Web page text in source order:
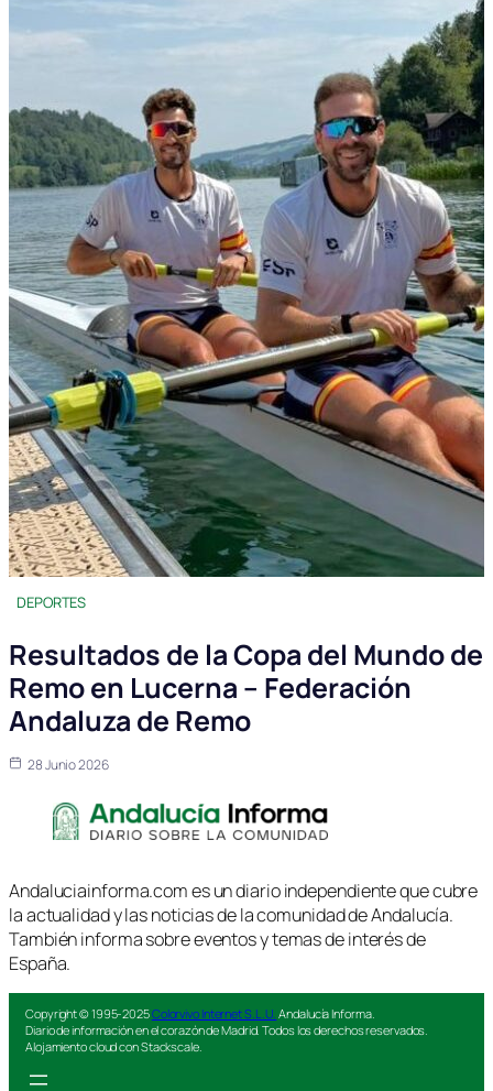
DEPORTES
Resultados de la Copa del Mundo de
Remo en Lucerna – Federación
Andaluza de Remo
28 Junio 2026
Andaluciainforma.com es un diario independiente que cubre
la actualidad y las noticias de la comunidad de Andalucía.
También informa sobre eventos y temas de interés de
España.
Copyright © 1995-2025Colorvivo Internet S.L.U. Andalucía Informa.
Diario de información en el corazón de Madrid. Todos los derechos reservados.
Alojamiento cloud con Stackscale.